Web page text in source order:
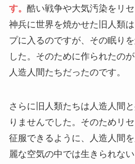
す。 酷い戦争や大気汚染をリ
神兵に世界を焼かせた旧人類
プに入るのですが、その眠り
した。そのために作られたの
人造人間たちだったのです。
さらに旧人類たちは人造人間
りませんでした。そのためリ
征服できるように、人造人間
麗な空気の中では生きられな